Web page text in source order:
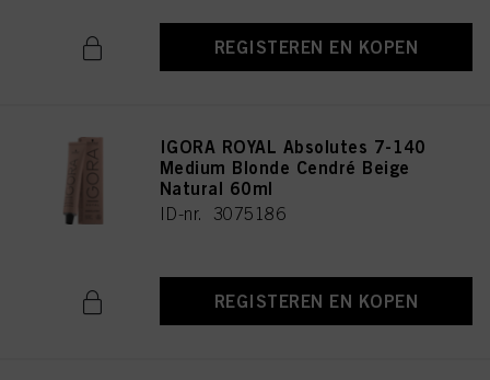
REGISTEREN EN KOPEN
IGORA ROYAL Absolutes 7-140
Medium Blonde Cendré Beige
Natural 60ml
ID-nr. 3075186
REGISTEREN EN KOPEN